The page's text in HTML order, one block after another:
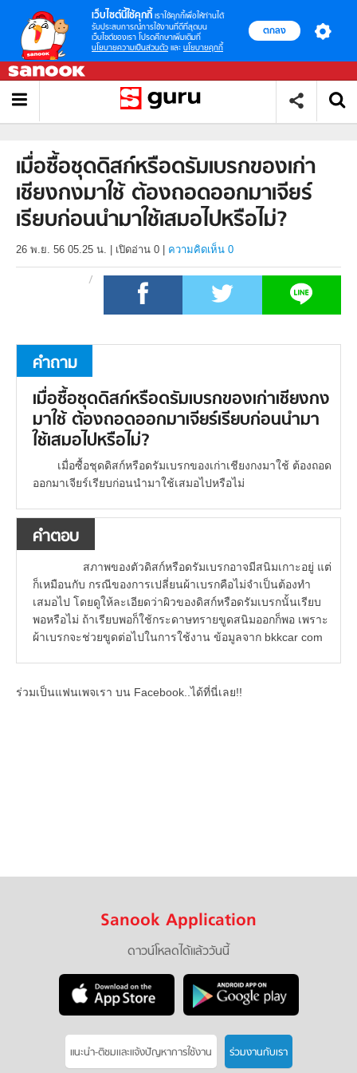
เว็บไซต์นี้ใช้คุกกี้ เราใช้คุกกี้เพื่อให้ท่านได้
รับประสบการณ์การใช้งานที่ดีที่สุดบน
เว็บไซต์ของเรา โปรดศึกษาเพิ่มเติมที่
นโยบายความเป็นส่วนตัว และ นโยบายคุกกี้
ตกลง
เมื่อซื้อชุดดิสก์หรือดรัมเบรกของเก่า
เชียงกงมาใช้ ต้องถอดออกมาเจียร์
เรียบก่อนนำมาใช้เสมอไปหรือไม่?
26 พ.ย. 56 05.25 น. เปิดอ่าน 0 ความคิดเห็น 0
คำถาม
เมื่อซื้อชุดดิสก์หรือดรัมเบรกของเก่าเชียงกง
มาใช้ ต้องถอดออกมาเจียร์เรียบก่อนนำมา
ใช้เสมอไปหรือไม่?
เมื่อซื้อชุดดิสก์หรือดรัมเบรกของเก่าเชียงกงมาใช้ ต้องถอด
ออกมาเจียร์เรียบก่อนนำมาใช้เสมอไปหรือไม่
คำตอบ
สภาพของตัวดิสก์หรือดรัมเบรกอาจมีสนิมเกาะอยู่ แต่
ก็เหมือนกับ กรณีของการเปลี่ยนผ้าเบรกคือไม่จำเป็นต้องทำ
เสมอไป โดยดูให้ละเอียดว่าผิวของดิสก์หรือดรัมเบรกนั้นเรียบ
พอหรือไม่ ถ้าเรียบพอก็ใช้กระดาษทรายขูดสนิมออกก็พอ เพราะ
ผ้าเบรกจะช่วยขูดต่อไปในการใช้งาน ข้อมูลจาก bkkcar com
ร่วมเป็นแฟนเพจเรา บน Facebook..ได้ที่นี่เลย!!
Sanook Application
ดาวน์โหลดได้แล้ววันนี้
แนะนำ-ติชมเเละแจ้งปัญหาการใช้งาน ร่วมงานกับเรา